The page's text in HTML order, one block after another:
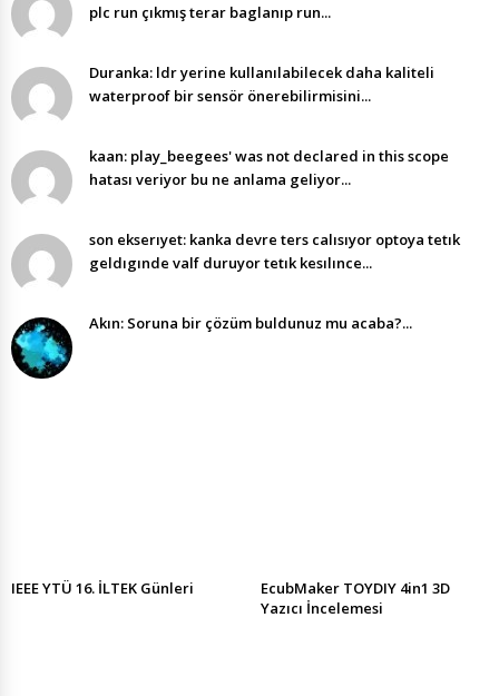
plc run çıkmış terar baglanıp run...
Duranka: ldr yerine kullanılabilecek daha kaliteli
waterproof bir sensör önerebilirmisini...
kaan: play_beegees' was not declared in this scope
hatası veriyor bu ne anlama geliyor...
son ekserıyet: kanka devre ters calısıyor optoya tetık
geldıgınde valf duruyor tetık kesılınce...
Akın: Soruna bir çözüm buldunuz mu acaba?...
IEEE YTÜ 16. İLTEK Günleri
EcubMaker TOYDIY 4in1 3D
Yazıcı İncelemesi